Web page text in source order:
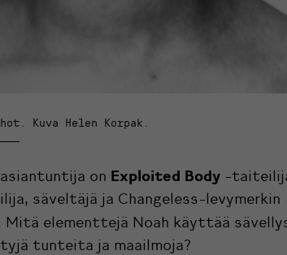
Kuva Helen Korpak.
asiantuntija on Exploited Body -
säveltäjä ja Changeless-levymerkin
. Mitä elementtejä Noah käyttää
tunteita ja maailmoja?